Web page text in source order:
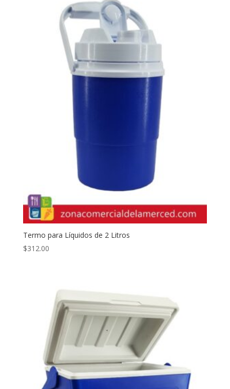
Termo para Líquidos de 2 Litros
$312.00